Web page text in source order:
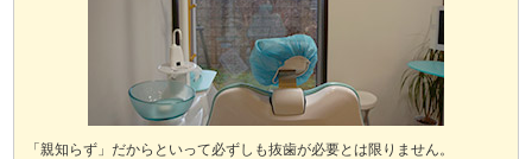
「親知らず」だからといって必ずしも抜歯が必要とは限りません。